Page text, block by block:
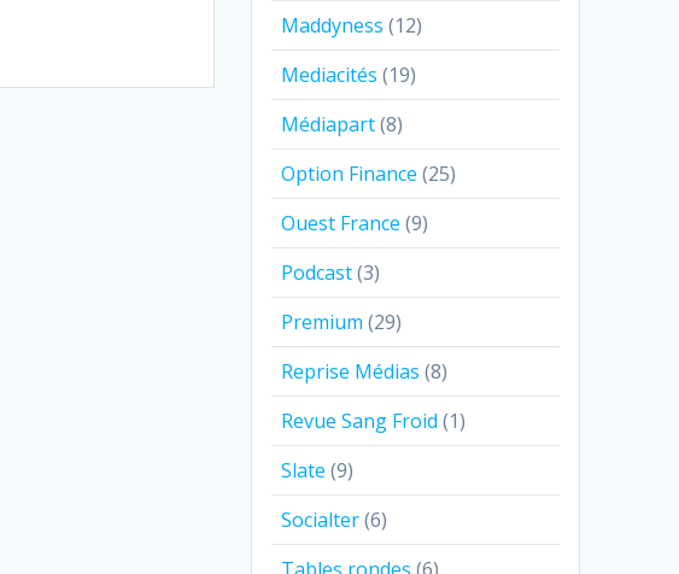
Maddyness (12)
Mediacités (19)
Médiapart(8)
Option Finance (25)
Ouest France (9)
Podcast(3)
Premium (29)
Reprise Médias (8)
Revue Sang Froid (1)
Slate (9)
Socialter(6)